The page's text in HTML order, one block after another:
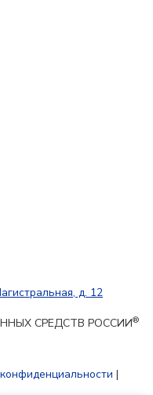
д. 12
СРЕДСТВ РОССИИ®
|